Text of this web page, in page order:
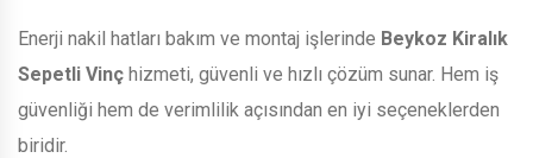
Enerji nakil hatları bakım ve montaj işlerinde Beykoz Kiralık
Sepetli Vinç hizmeti, güvenli ve hızlı çözüm sunar. Hem iş
güvenliği hem de verimlilik açısından en iyi seçeneklerden
biridir.